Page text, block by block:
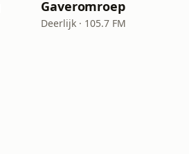
Gaveromroep
Deerlijk · 105.7 FM